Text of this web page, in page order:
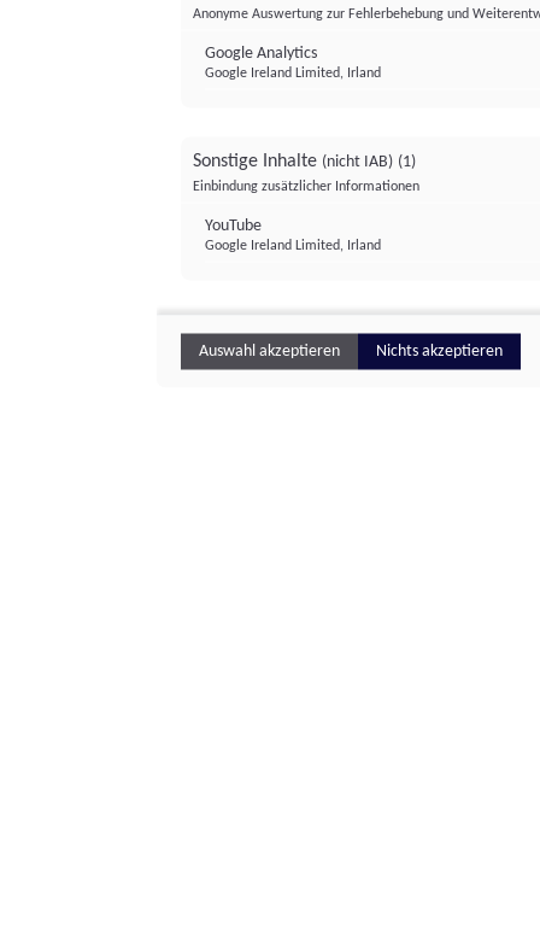
Anonyme Auswertung zur Fehlerbehebung und
Google Analytics
Google Ireland Limited, Irland
Sonstige Inhalte (nicht IAB) (1)
Einbindung zusätzlicher Informationen
YouTube
Google Ireland Limited, Irland
Auswahl akzeptieren Nichts akzeptieren